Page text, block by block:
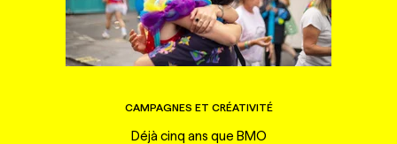
CAMPAGNES ET CRÉATIVITÉ
Déjà cinq ans que BMO